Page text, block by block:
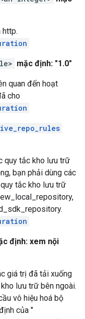
mặc định: "1.0"
quan đến hoạt
cho
quy tắc kho lưu trữ
bạn phải dùng các
tắc kho lưu trữ
định: xem nội
giá trị đã tải xuống
lưu trữ bên ngoài.
vô hiệu hoá bộ
của "